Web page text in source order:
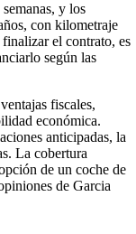
y los
con kilometraje
el contrato, es
según las
fiscales,
económica.
anticipadas, la
La cobertura
de un coche de
de Garcia